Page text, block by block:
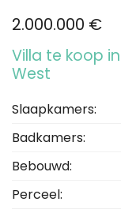
2.000.000 €
Villa te koop
West
Slaapkamers:
Badkamers:
Bebouwd:
Perceel: